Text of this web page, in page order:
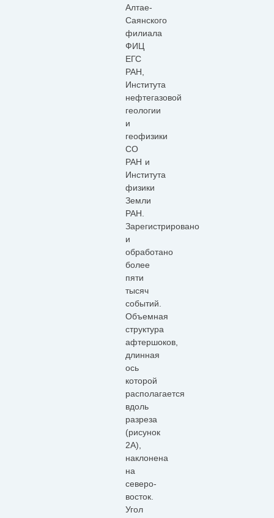
Алтае-
Саянского
филиала
ФИЦ
ЕГС
РАН,
Института
нефтегазовой
геологии
и
геофизики
СО
РАН и
Института
физики
Земли
РАН.
Зарегистрировано
и
обработано
более
пяти
тысяч
событий.
Объемная
структура
афтершоков,
длинная
ось
которой
располагается
вдоль
разреза
(рисунок
2А),
наклонена
на
северо-
восток.
Угол